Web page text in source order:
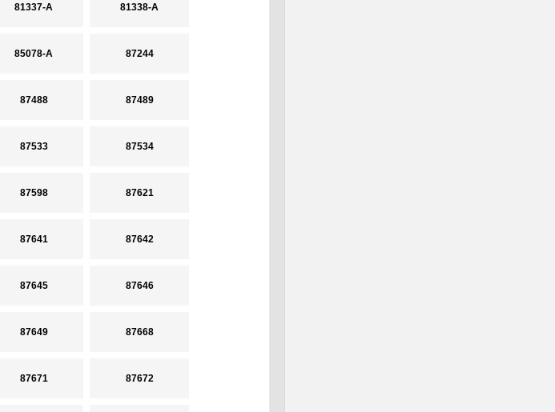
81337-A 81338-A
85078-A 87244
87488 87489
87533 87534
87598 87621
87641 87642
87645 87646
87649 87668
87671 87672